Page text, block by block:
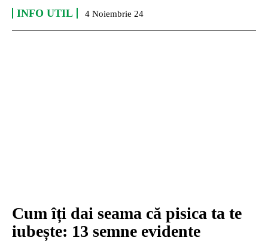
INFO UTIL 4 Noiembrie 24
Cum îți dai seama că pisica ta te
iubește: 13 semne evidente